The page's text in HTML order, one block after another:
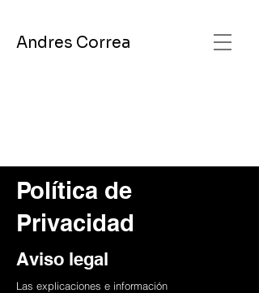
Andres Correa
Política de
Privacidad
Aviso legal
Las explicaciones e información